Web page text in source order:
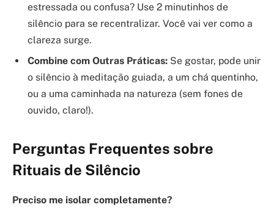
estressada ou confusa? Use 2 minutinhos de
silêncio para se recentralizar. Você vai ver como a
clareza surge.
Combine com Outras Práticas: Se gostar, pode unir
o silêncio à meditação guiada, a um chá quentinho,
ou a uma caminhada na natureza (sem fones de
ouvido, claro!).
Perguntas Frequentes sobre
Rituais de Silêncio
Preciso me isolar completamente?